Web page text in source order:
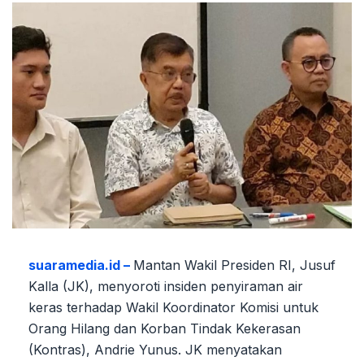
suaramedia.id – Mantan Wakil Presiden RI, Jusuf
Kalla (JK), menyoroti insiden penyiraman air
keras terhadap Wakil Koordinator Komisi untuk
Orang Hilang dan Korban Tindak Kekerasan
(Kontras), Andrie Yunus. JK menyatakan